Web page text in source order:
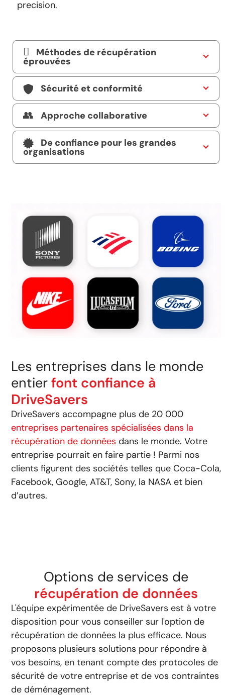
precision.
Méthodes de récupération
éprouvées
Sécurité et conformité
Approche collaborative
De confiance pour les grandes
organisations
Les entreprises dans le monde
entierfont confiance à
DriveSavers
DriveSavers accompagne plus de 20 000
entreprises partenaires spécialisées dans la
récupération de données dans le monde. Votre
entreprise pourrait en faire partie ! Parmi nos
clients figurent des sociétés telles que Coca-Cola,
Facebook, Google, AT&T, Sony, la NASA et bien
d’autres.
Options de services de
récupération de données
L'équipe expérimentée de DriveSavers est à votre
disposition pour vous conseiller sur l'option de
récupération de données la plus efficace. Nous
proposons plusieurs solutions pour répondre à
vos besoins, en tenant compte des protocoles de
sécurité de votre entreprise et de vos contraintes
de déménagement.